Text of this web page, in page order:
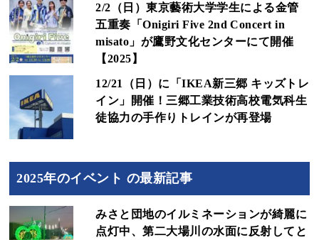
2/2（日）東京藝術大学学生による金管
五重奏「Onigiri Five 2nd Concert in
misato」が鷹野文化センターにて開催
【2025】
12/21（日）に「IKEA新三郷 キッズトレ
イン」開催！三郷工業技術高校電気科生
徒協力の手作りトレインが再登場
2025年のイベント の最新記事
みさと団地のイルミネーションが綺麗に
点灯中、第二大場川の水面に反射してと